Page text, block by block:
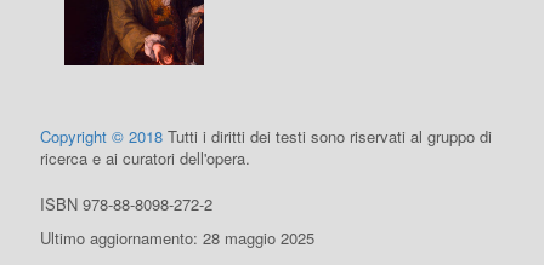
Copyright © 2018 Tutti i diritti dei testi sono riservati al gruppo di
ricerca e ai curatori dell'opera.
ISBN 978-88-8098-272-2
Ultimo aggiornamento: 28 maggio 2025